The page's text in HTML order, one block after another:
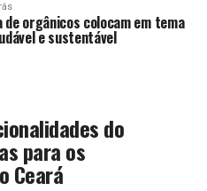
orgânicos colocam em tema
e sustentável
do
para os
Ceará